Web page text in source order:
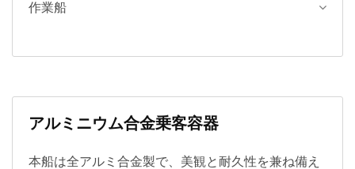
作業船
アルミニウム合金乗客容器
本船は全アルミ合金製で、美観と耐久性を兼ね備え